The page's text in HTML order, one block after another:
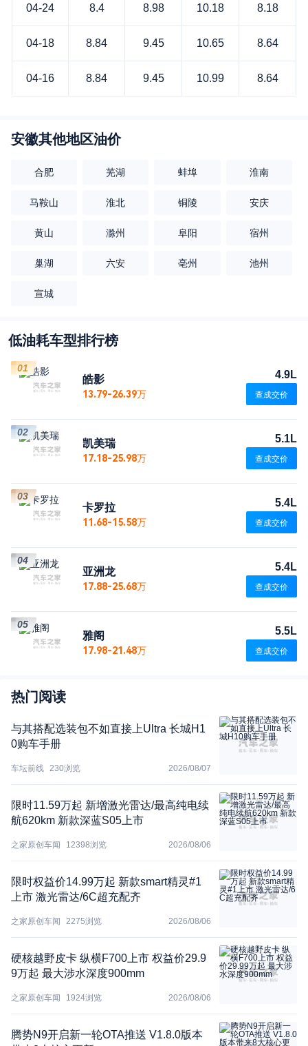
04-24 8.4 8.98 10.18 8.18
04-18 8.84 9.45 10.65 8.64
04-16 8.84 9.45 10.99 8.64
安徽其他地区油价
合肥 芜湖 蚌埠 淮南
马鞍山 淮北 铜陵 安庆
黄山 滁州 阜阳 宿州
巢湖 六安 亳州 池州
宣城
低油耗车型排行榜
皓影
13.79-26.39万
4.9L
查成交价
01
凯美瑞
17.18-25.98万
5.1L
查成交价
02
卡罗拉
11.68-15.58万
5.4L
查成交价
03
亚洲龙
17.88-25.68万
5.4L
查成交价
04
雅阁
17.98-21.48万
5.5L
查成交价
05
热门阅读
与其搭配选装包不如直接上Ultra 长城H1
0购车手册
车坛前线 230浏览 2026/08/07
限时11.59万起 新增激光雷达/最高纯电续
航620km 新款深蓝S05上市
之家原创车闻 12398浏览 2026/08/06
限时权益价14.99万起 新款smart精灵#1
上市 激光雷达/6C超充配齐
之家原创车闻 2275浏览 2026/08/06
硬核越野皮卡 纵横F700上市 权益价29.9
9万起 最大涉水深度900mm
之家原创车闻 1924浏览 2026/08/06
腾势N9开启新一轮OTA推送 V1.8.0版本